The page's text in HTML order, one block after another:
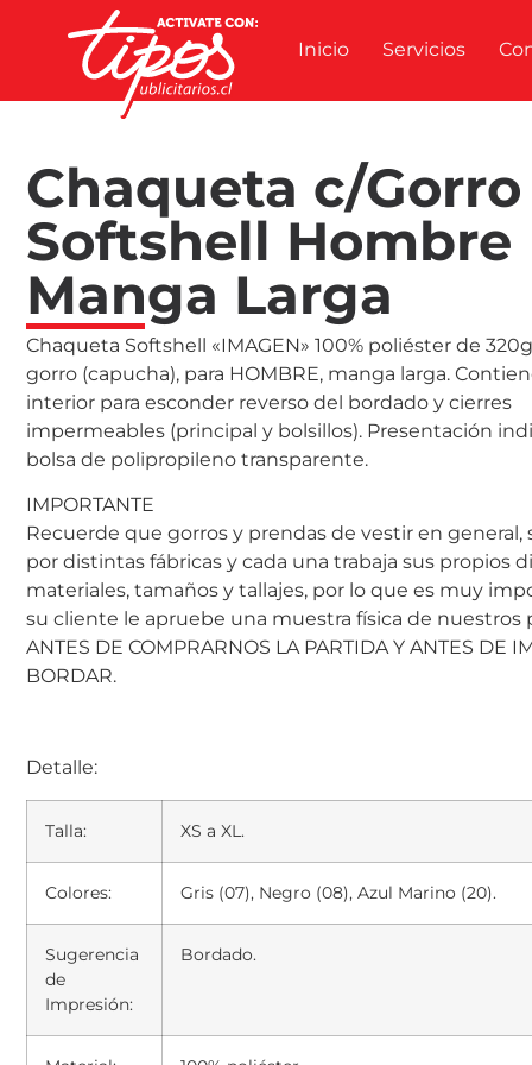
Inicio Servicios
Chaqueta c/Gorro
Softshell Hombre
Manga Larga
Chaqueta Softshell «IMAGEN» 100% poliéster de
gorro (capucha), para HOMBRE, manga larga.
interior para esconder reverso del bordado y cierres
impermeables (principal y bolsillos). Presentación
bolsa de polipropileno transparente.
IMPORTANTE
Recuerde que gorros y prendas de vestir en general,
por distintas fábricas y cada una trabaja sus propios
materiales, tamaños y tallajes, por lo que es muy
su cliente le apruebe una muestra física de nuestros
ANTES DE COMPRARNOS LA PARTIDA Y ANTES DE
BORDAR.
Detalle:
Talla: XS a XL.
Colores: Gris (07), Negro (08), Azul Marino (20).
Sugerencia
de
Impresión:
Bordado.